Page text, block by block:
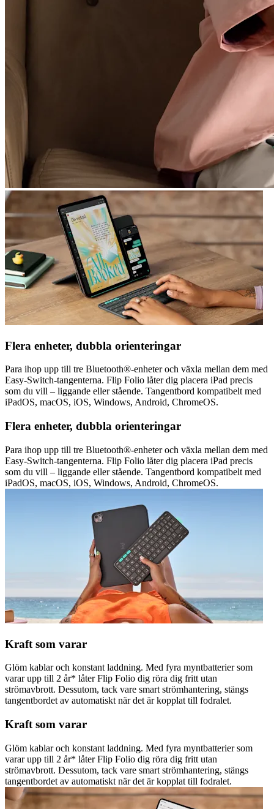
Flera enheter, dubbla orienteringar
Para ihop upp till tre Bluetooth®-enheter och växla mellan dem med
Easy-Switch-tangenterna. Flip Folio låter dig placera iPad precis
som du vill – liggande eller stående. Tangentbord kompatibelt med
iPadOS, macOS, iOS, Windows, Android, ChromeOS.
Flera enheter, dubbla orienteringar
Para ihop upp till tre Bluetooth®-enheter och växla mellan dem med
Easy-Switch-tangenterna. Flip Folio låter dig placera iPad precis
som du vill – liggande eller stående. Tangentbord kompatibelt med
iPadOS, macOS, iOS, Windows, Android, ChromeOS.
Kraft som varar
Glöm kablar och konstant laddning. Med fyra myntbatterier som
varar upp till 2 år* låter Flip Folio dig röra dig fritt utan
strömavbrott. Dessutom, tack vare smart strömhantering, stängs
tangentbordet av automatiskt när det är kopplat till fodralet.
Kraft som varar
Glöm kablar och konstant laddning. Med fyra myntbatterier som
varar upp till 2 år* låter Flip Folio dig röra dig fritt utan
strömavbrott. Dessutom, tack vare smart strömhantering, stängs
tangentbordet av automatiskt när det är kopplat till fodralet.